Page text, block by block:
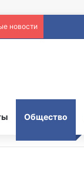
новости
Общество